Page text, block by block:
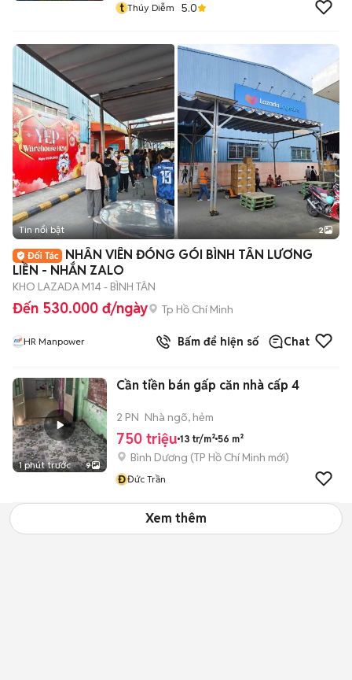
t Thúy Diễm 5.0
Tin nổi bật 2
NHÂN VIÊN ĐÓNG GÓI BÌNH TÂN LƯƠNG
LIỀN - NHẮN ZALO
KHO LAZADA M14 - BÌNH TÂN
Đến 530.000 đ/ngày Tp Hồ Chí Minh
HR Manpower Bấm để hiện số Chat
1 phút trước 9
Cần tiền bán gấp căn nhà cấp 4
2 PN Nhà ngõ, hẻm
750 triệu 13 tr/m² 56 m²
Bình Dương (TP Hồ Chí Minh mới)
ĐĐức Trần
Xem thêm